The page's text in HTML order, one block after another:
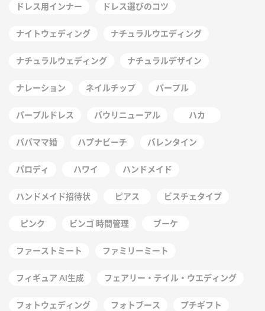
ドレス用インナー ドレス選びのコツ
ナイトウェディング ナチュラルウエディング
ナチュラルウェディング ナチュラルデザイン
ナレーション ネイルチップ パープル
パープルドレス バウリニューアル ハカ
パパママ婚 ハプナビーチ バレンタイン
パロディ ハワイ ハンドメイド
ハンドメイド招待状 ピアス ビスチェタイプ
ピンク ビンゴ 時間管理 ブーケ
ファーストミート ファミリーミート
フィギュア AI生成 フェアリー・テイル・ウエディング
フォトウェディング フォトブース プチギフト